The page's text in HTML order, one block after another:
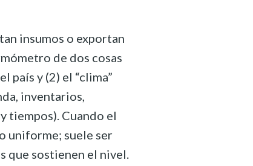
insumos o exportan
de dos cosas
país y (2) el “clima”
inventarios,
tiempos). Cuando el
uniforme; suele ser
que sostienen el nivel.